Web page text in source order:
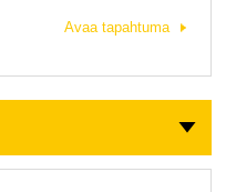
Avaa tapahtuma